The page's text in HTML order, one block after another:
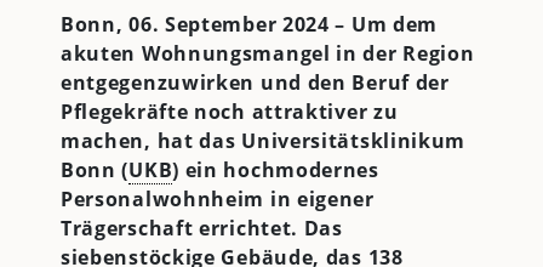
Bonn, 06. September 2024 – Um dem
akuten Wohnungsmangel in der Region
entgegenzuwirken und den Beruf der
Pflegekräfte noch attraktiver zu
machen, hat das Universitätsklinikum
Bonn (UKB) ein hochmodernes
Personalwohnheim in eigener
Trägerschaft errichtet. Das
siebenstöckige Gebäude, das 138